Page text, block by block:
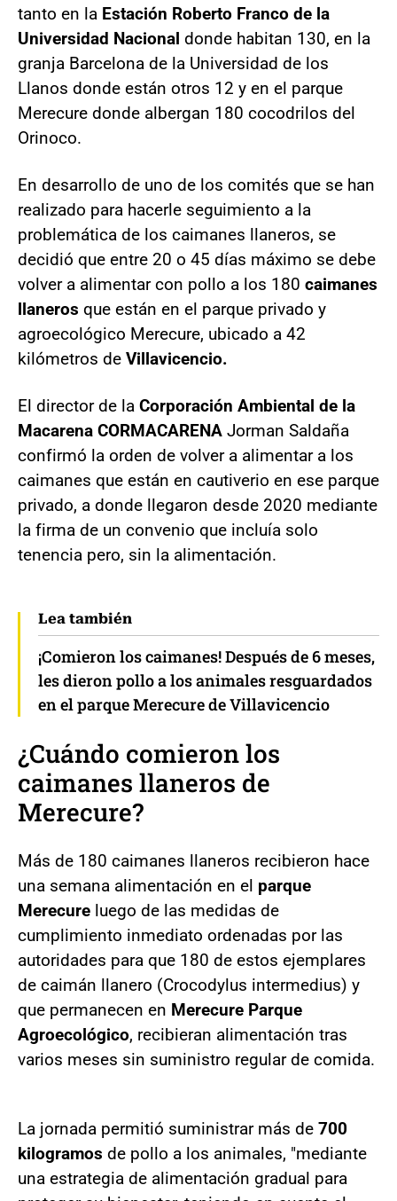
tanto en la Estación Roberto Franco de la
Universidad Nacional donde habitan 130, en la
granja Barcelona de la Universidad de los
Llanos donde están otros 12 y en el parque
Merecure donde albergan 180 cocodrilos del
Orinoco.
En desarrollo de uno de los comités que se han
realizado para hacerle seguimiento a la
problemática de los caimanes llaneros, se
decidió que entre 20 o 45 días máximo se debe
volver a alimentar con pollo a los 180 caimanes
llaneros que están en el parque privado y
agroecológico Merecure, ubicado a 42
kilómetros de Villavicencio.
El director de la Corporación Ambiental de la
Macarena CORMACARENA Jorman Saldaña
confirmó la orden de volver a alimentar a los
caimanes que están en cautiverio en ese parque
privado, a donde llegaron desde 2020 mediante
la firma de un convenio que incluía solo
tenencia pero, sin la alimentación.
Lea también
¡Comieron los caimanes! Después de 6 meses,
les dieron pollo a los animales resguardados
en el parque Merecure de Villavicencio
¿Cuándo comieron los
caimanes llaneros de
Merecure?
Más de 180 caimanes llaneros recibieron hace
una semana alimentación en el parque
Merecure luego de las medidas de
cumplimiento inmediato ordenadas por las
autoridades para que 180 de estos ejemplares
de caimán llanero (Crocodylus intermedius) y
que permanecen en Merecure Parque
Agroecológico, recibieran alimentación tras
varios meses sin suministro regular de comida.
La jornada permitió suministrar más de 700
kilogramos de pollo a los animales, "mediante
una estrategia de alimentación gradual para